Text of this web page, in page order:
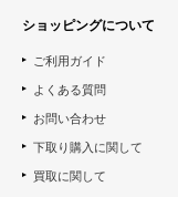
ショッピングについて
ご利用ガイド
よくある質問
お問い合わせ
下取り購入に関して
買取に関して